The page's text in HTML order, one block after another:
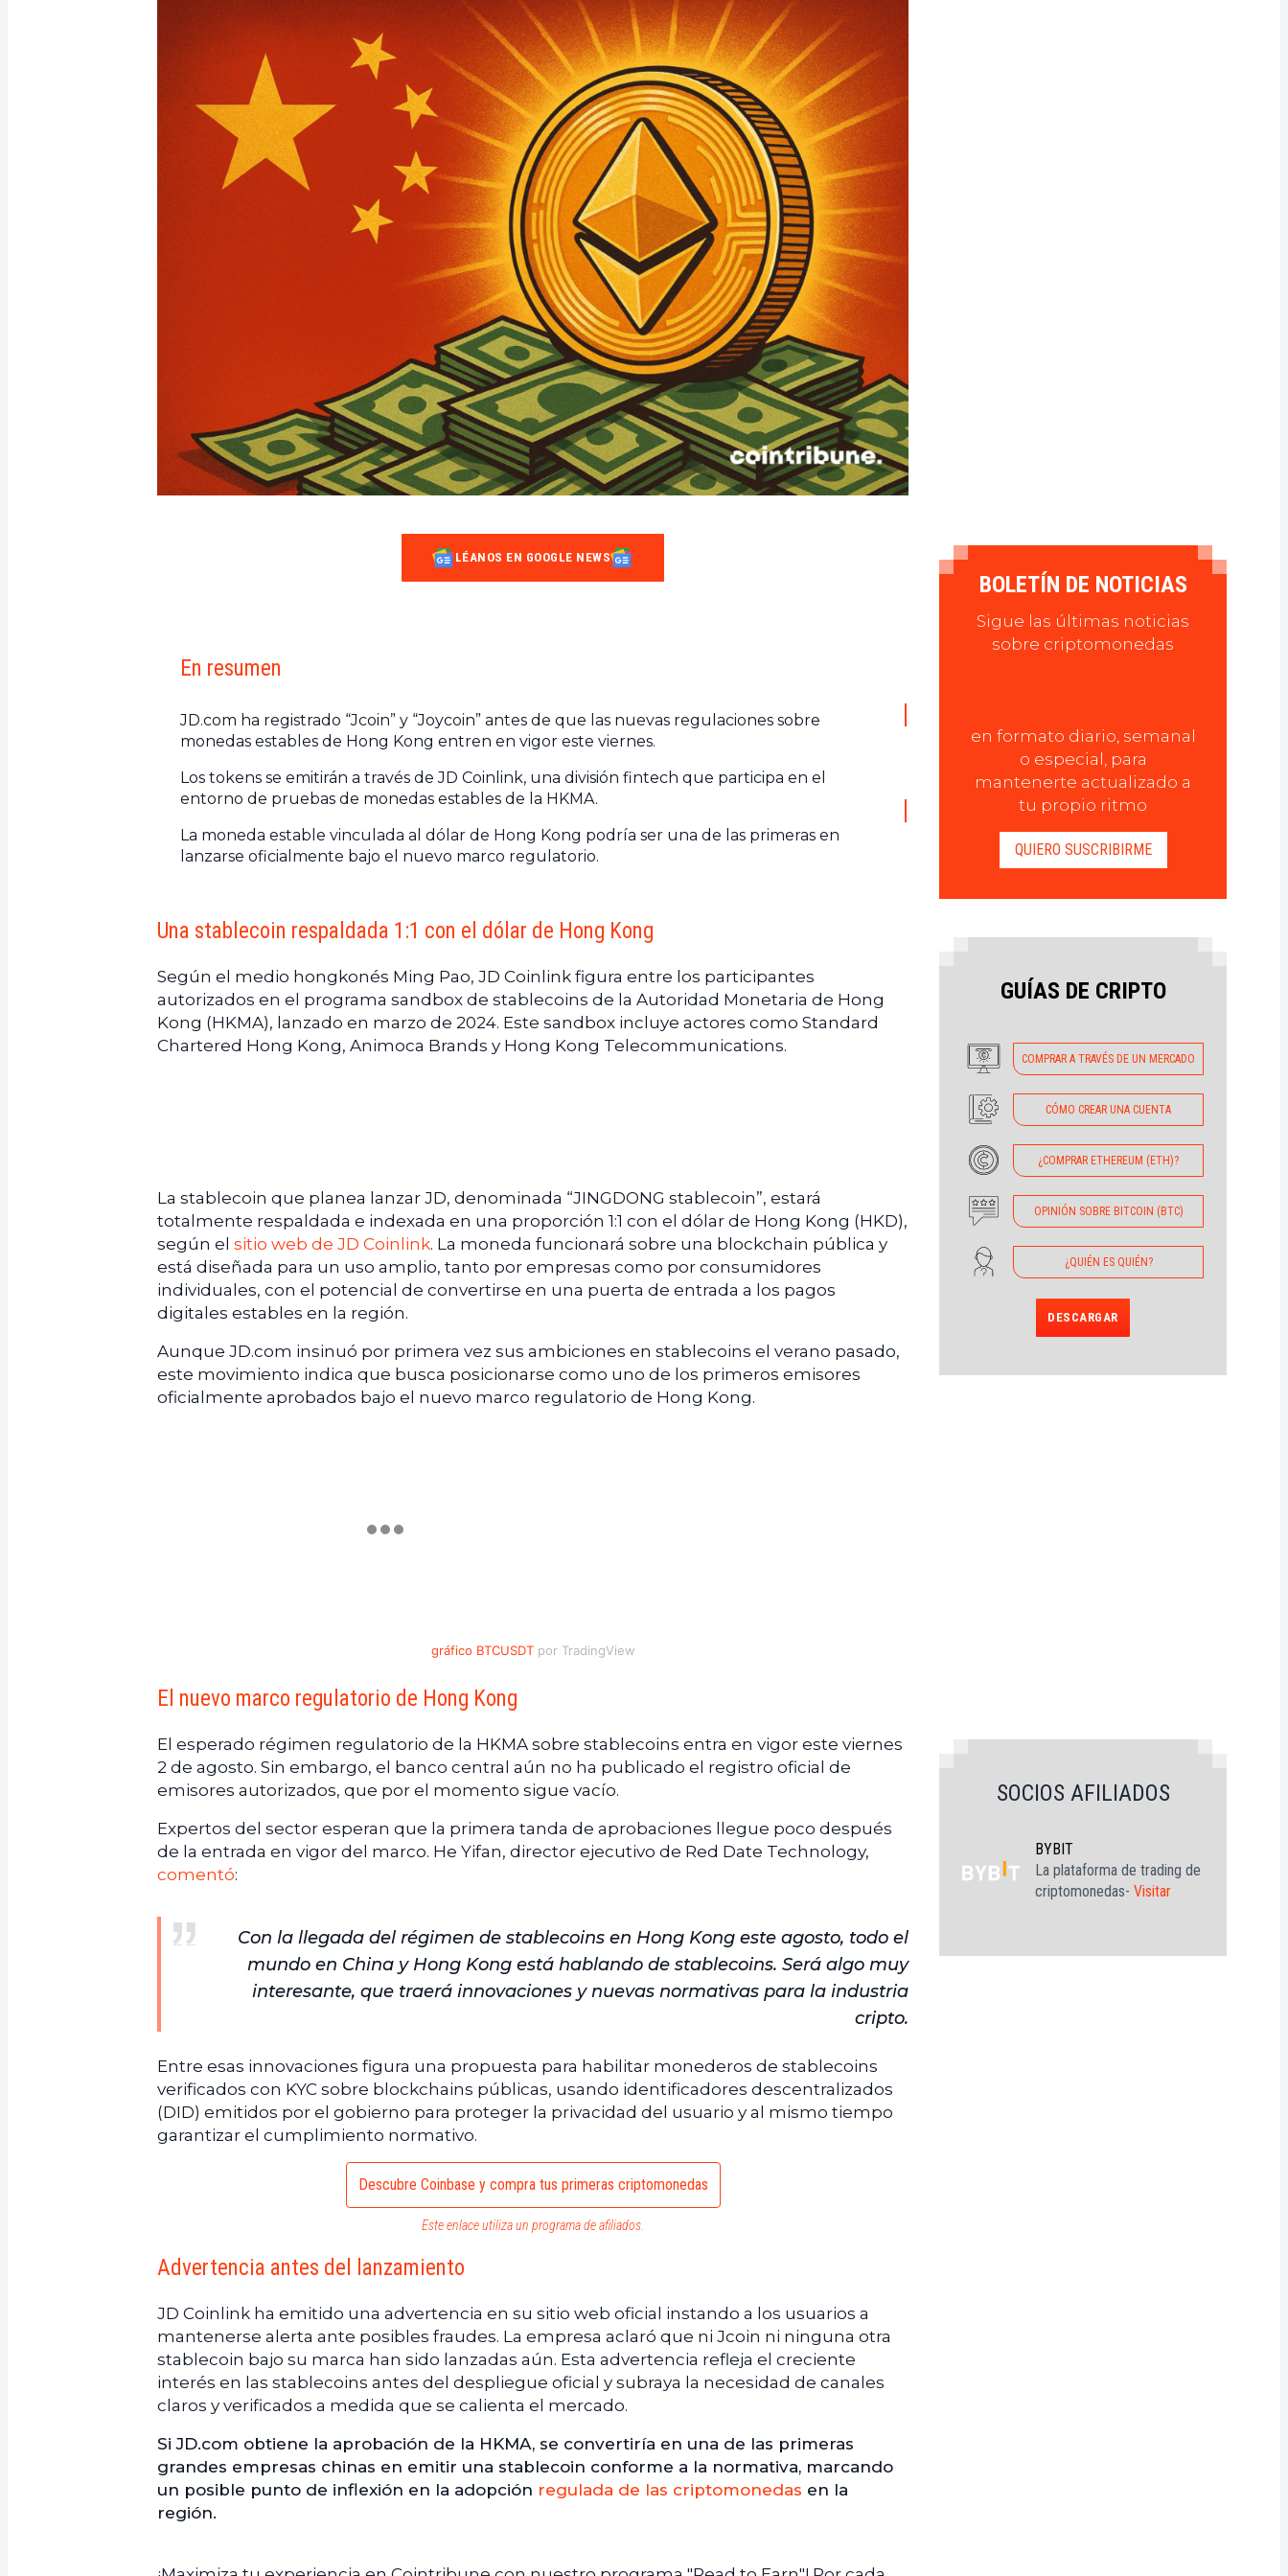
LÉANOS EN GOOGLE NEWS
En resumen
JD.com ha registrado “Jcoin” y “Joycoin” antes de que las nuevas regulaciones sobre
monedas estables de Hong Kong entren en vigor este viernes.
Los tokens se emitirán a través de JD Coinlink, una división fintech que participa en el
entorno de pruebas de monedas estables de la HKMA.
La moneda estable vinculada al dólar de Hong Kong podría ser una de las primeras en
lanzarse oficialmente bajo el nuevo marco regulatorio.
Una stablecoin respaldada 1:1 con el dólar de Hong Kong
Según el medio hongkonés Ming Pao, JD Coinlink figura entre los participantes
autorizados en el programa sandbox de stablecoins de la Autoridad Monetaria de Hong
Kong (HKMA), lanzado en marzo de 2024. Este sandbox incluye actores como Standard
Chartered Hong Kong, Animoca Brands y Hong Kong Telecommunications.
La stablecoin que planea lanzar JD, denominada “JINGDONG stablecoin”, estará
totalmente respaldada e indexada en una proporción 1:1 con el dólar de Hong Kong (HKD),
según el sitio web de JD Coinlink. La moneda funcionará sobre una blockchain pública y
está diseñada para un uso amplio, tanto por empresas como por consumidores
individuales, con el potencial de convertirse en una puerta de entrada a los pagos
digitales estables en la región.
Aunque JD.com insinuó por primera vez sus ambiciones en stablecoins el verano pasado,
este movimiento indica que busca posicionarse como uno de los primeros emisores
oficialmente aprobados bajo el nuevo marco regulatorio de Hong Kong.
gráfico BTCUSDTpor TradingView
El nuevo marco regulatorio de Hong Kong
El esperado régimen regulatorio de la HKMA sobre stablecoins entra en vigor este viernes
2 de agosto. Sin embargo, el banco central aún no ha publicado el registro oficial de
emisores autorizados, que por el momento sigue vacío.
Expertos del sector esperan que la primera tanda de aprobaciones llegue poco después
de la entrada en vigor del marco. He Yifan, director ejecutivo de Red Date Technology,
comentó:
Con la llegada del régimen de stablecoins en Hong Kong este agosto, todo el
mundo en China y Hong Kong está hablando de stablecoins. Será algo muy
interesante, que traerá innovaciones y nuevas normativas para la industria
cripto.
Entre esas innovaciones figura una propuesta para habilitar monederos de stablecoins
verificados con KYC sobre blockchains públicas, usando identificadores descentralizados
(DID) emitidos por el gobierno para proteger la privacidad del usuario y al mismo tiempo
garantizar el cumplimiento normativo.
Descubre Coinbase y compra tus primeras criptomonedas
Este enlace utiliza un programa de afiliados.
Advertencia antes del lanzamiento
JD Coinlink ha emitido una advertencia en su sitio web oficial instando a los usuarios a
mantenerse alerta ante posibles fraudes. La empresa aclaró que ni Jcoin ni ninguna otra
stablecoin bajo su marca han sido lanzadas aún. Esta advertencia refleja el creciente
interés en las stablecoins antes del despliegue oficial y subraya la necesidad de canales
claros y verificados a medida que se calienta el mercado.
Si JD.com obtiene la aprobación de la HKMA, se convertiría en una de las primeras
grandes empresas chinas en emitir una stablecoin conforme a la normativa, marcando
un posible punto de inflexión en la adopción regulada de las criptomonedas en la
región.
BOLETÍN DE NOTICIAS
Sigue las últimas noticias
sobre criptomonedas
en formato diario, semanal
o especial, para
mantenerte actualizado a
tu propio ritmo
QUIERO SUSCRIBIRME
GUÍAS DE CRIPTO
COMPRAR A TRAVÉS DE UN MERCADO
CÓMO CREAR UNA CUENTA
¿COMPRAR ETHEREUM (ETH)?
OPINIÓN SOBRE BITCOIN (BTC)
¿QUIÉN ES QUIÉN?
DESCARGAR
SOCIOS AFILIADOS
BYBIT
La plataforma de trading de
criptomonedas- Visitar